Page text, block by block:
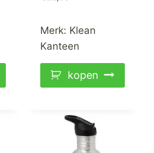
Merk: Klean
Kanteen
kopen